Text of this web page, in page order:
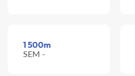
1 500m
SEM -